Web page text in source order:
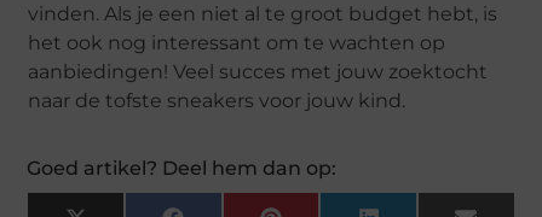
vinden. Als je een niet al te groot budget hebt, is
het ook nog interessant om te wachten op
aanbiedingen! Veel succes met jouw zoektocht
naar de tofste sneakers voor jouw kind.
Goed artikel? Deel hem dan op: